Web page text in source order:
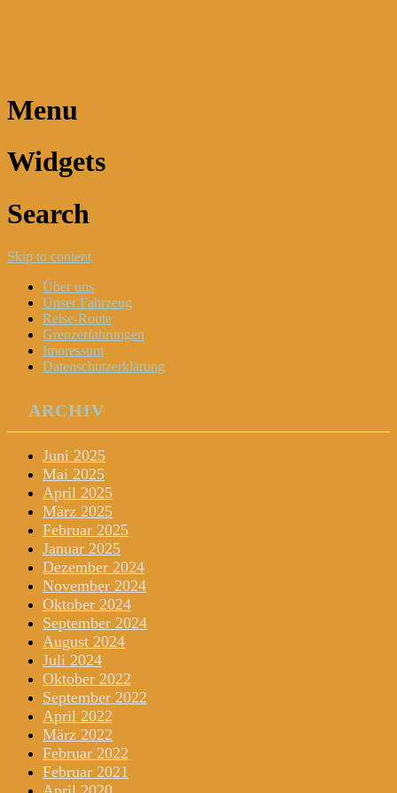
Menu
Widgets
Search
Skip to content
Über uns
Unser Fahrzeug
Reise-Route
Grenzerfahrungen
Impressum
Datenschutzerklärung
ARCHIV
Juni 2025
Mai 2025
April 2025
März 2025
Februar 2025
Januar 2025
Dezember 2024
November 2024
Oktober 2024
September 2024
August 2024
Juli 2024
Oktober 2022
September 2022
April 2022
März 2022
Februar 2022
Februar 2021